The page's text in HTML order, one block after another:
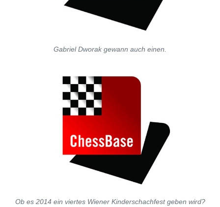
Gabriel Dworak gewann auch einen.
Ob es 2014 ein viertes Wiener Kinderschachfest geben wird?